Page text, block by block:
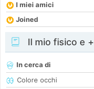
I miei amici
Joined
Il mio fisico e +
In cerca di
Colore occhi